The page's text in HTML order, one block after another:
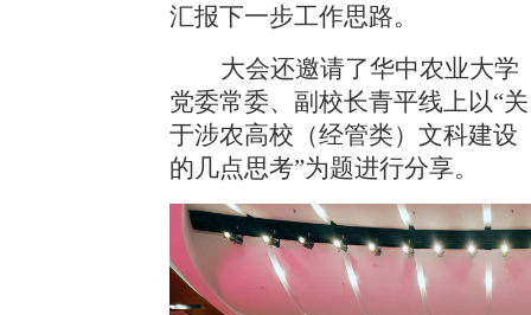
汇报下一步工作思路。
大会还邀请了华中农业大学
党委常委、副校长青平线上以“关
于涉农高校（经管类）文科建设
的几点思考”为题进行分享。